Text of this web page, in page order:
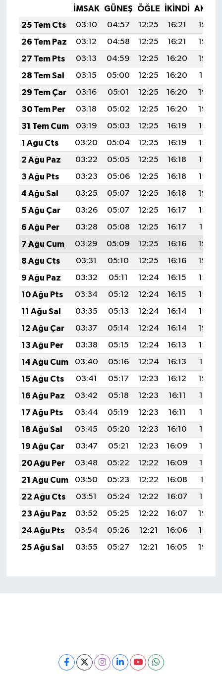
İMSAK GÜNEŞ ÖĞLE İKINDI
25 Tem Cts
03:10 04:57 12:25 16:21
19:44
26 Tem Paz
03:12 04:58 12:25 16:21
19:43
27 Tem Pts
03:13 04:59 12:25 16:20
19:42
28 Tem Sal
03:15 05:00 12:25 16:20
19:41
29 Tem Çar
03:16 05:01 12:25 16:20
19:40
30 Tem Per
03:18 05:02 12:25 16:20
19:39
31 Tem Cum
03:19 05:03 12:25 16:19
19:38
1 Ağu Cts
03:20 05:04 12:25 16:19
19:37
2 Ağu Paz
03:22 05:05 12:25 16:18
19:36
3 Ağu Pts
03:23 05:06 12:25 16:18
19:35
4 Ağu Sal
03:25 05:07 12:25 16:18
19:34
5 Ağu Çar
03:26 05:07 12:25 16:17
19:32
6 Ağu Per
03:28 05:08 12:25 16:17
19:31
7 Ağu Cum
03:29 05:09 12:25 16:16
19:30
8 Ağu Cts
03:31 05:10 12:25 16:16
19:29
9 Ağu Paz
03:32 05:11 12:24 16:15
19:28
10 Ağu Pts
03:34 05:12 12:24 16:15
19:26
11 Ağu Sal
03:35 05:13 12:24 16:14
19:25
12 Ağu Çar
03:37 05:14 12:24 16:14
19:24
13 Ağu Per
03:38 05:15 12:24 16:13
19:22
14 Ağu Cum
03:40 05:16 12:24 16:13
19:21
15 Ağu Cts
03:41 05:17 12:23 16:12
19:20
16 Ağu Paz
03:42 05:18 12:23 16:11
19:18
17 Ağu Pts
03:44 05:19 12:23 16:11
19:17
18 Ağu Sal
03:45 05:20 12:23 16:10
19:16
19 Ağu Çar
03:47 05:21 12:23 16:09
19:14
20 Ağu Per
03:48 05:22 12:22 16:09
19:13
21 Ağu Cum
03:50 05:23 12:22 16:08
19:11
22 Ağu Cts
03:51 05:24 12:22 16:07
19:10
23 Ağu Paz
03:52 05:25 12:22 16:07
19:08
24 Ağu Pts
03:54 05:26 12:21 16:06
19:07
25 Ağu Sal
03:55 05:27 12:21 16:05 19:05